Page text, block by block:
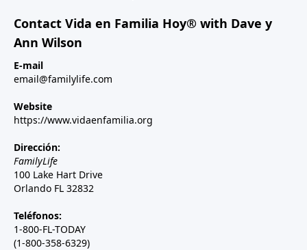
Contact Vida en Familia Hoy® with Dave y
Ann Wilson
E-mail
email@familylife.com
Website
https://www.vidaenfamilia.org
Dirección:
FamilyLife
100 Lake Hart Drive
Orlando FL 32832
Teléfonos:
1-800-FL-TODAY
(1-800-358-6329)